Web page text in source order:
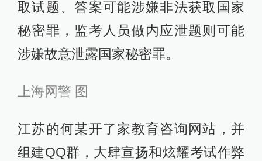
取试题、答案可能涉嫌非法获取国家
秘密罪，监考人员做内应泄题则可能
涉嫌故意泄露国家秘密罪。
上海网警 图
江苏的何某开了家教育咨询网站，并
组建QQ群，大肆宣扬和炫耀考试作弊